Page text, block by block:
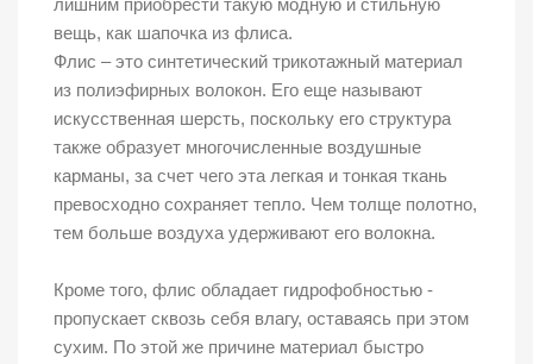
лишним приобрести такую модную и стильную
вещь, как шапочка из флиса.
Флис – это синтетический трикотажный материал
из полиэфирных волокон. Его еще называют
искусственная шерсть, поскольку его структура
также образует многочисленные воздушные
карманы, за счет чего эта легкая и тонкая ткань
превосходно сохраняет тепло. Чем толще полотно,
тем больше воздуха удерживают его волокна.
Кроме того, флис обладает гидрофобностью -
пропускает сквозь себя влагу, оставаясь при этом
сухим. По этой же причине материал быстро